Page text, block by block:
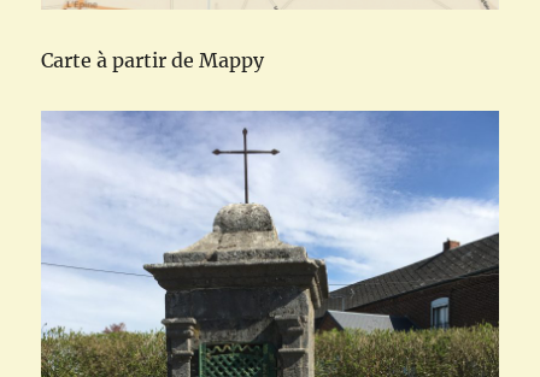
Carte à partir de Mappy